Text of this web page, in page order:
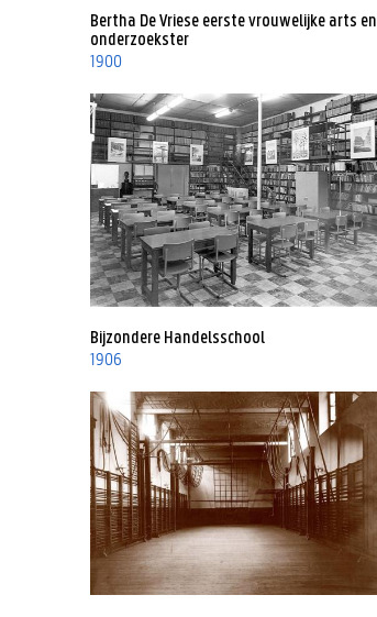
Bertha De Vriese eerste vrouwelijke arts en
onderzoekster
1900
Bijzondere Handelsschool
1906